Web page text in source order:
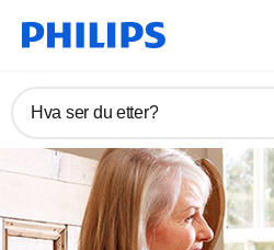
Hva ser du etter?